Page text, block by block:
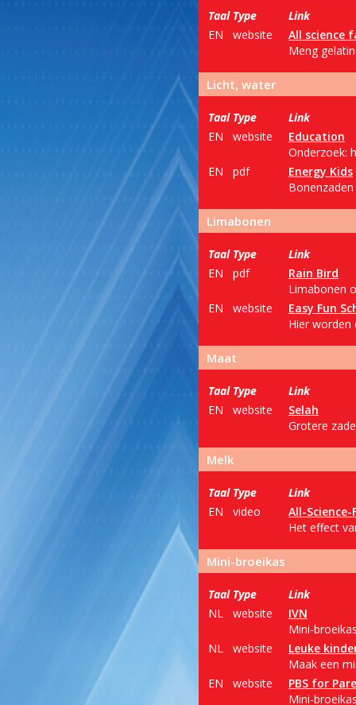
Taal Type
Link
EN
website
All science
Meng
Licht, water
Taal Type
Link
EN
website
Education
Onderzoek:
EN
pdf
Energy Kids
Limabonen
Taal Type
Link
EN
pdf
Rain Bird
Limabonen
EN
website
Easy Fun
Hier worden
Maat
Taal Type
Link
EN
website
Selah
Grotere
Melk
Taal Type
Link
EN
video
All-Science-
Het effect
Mini-broeikas
Taal Type
Link
NL
website
IVN
Mini-
NL
website
Leuke
Maak een
EN
website
PBS for
Mini-